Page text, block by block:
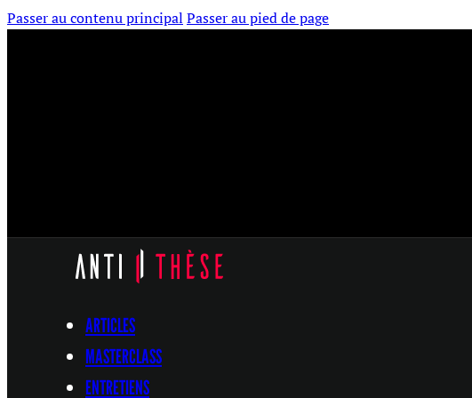
Passer au contenu principal Passer au pied de page
ARTICLES
MASTERCLASS
ENTRETIENS